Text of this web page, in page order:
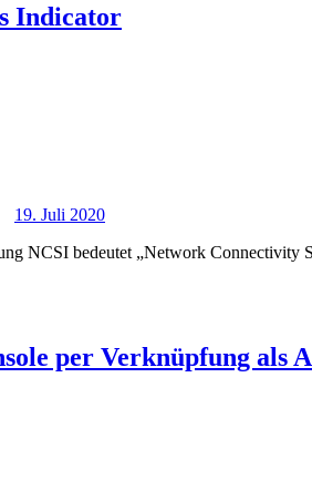
Indicator
19. Juli 2020
NCSI bedeutet „Network Connectivity
per Verknüpfung als